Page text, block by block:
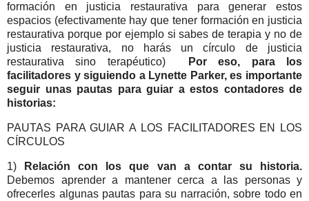
formación en justicia restaurativa para generar estos
espacios (efectivamente hay que tener formación en justicia
restaurativa porque por ejemplo si sabes de terapia y no de
justicia restaurativa, no harás un círculo de justicia
restaurativa sino terapéutico)
Por eso, para los
facilitadores y siguiendo a Lynette Parker, es importante
seguir unas pautas para guiar a estos contadores de
historias:
PAUTAS PARA GUIAR A LOS FACILITADORES EN LOS
CÍRCULOS
1) Relación con los que van a contar su historia.
Debemos aprender a mantener cerca a las personas y
ofrecerles algunas pautas para su narración, sobre todo en